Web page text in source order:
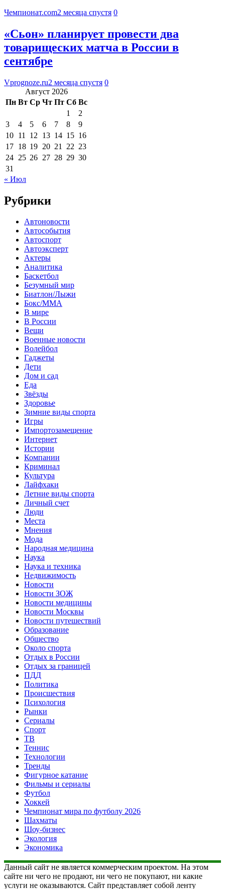
Чемпионат.com2 месяца спустя 0
«Сьон» планирует провести два
товарищеских матча в России в
сентябре
Vprognoze.ru2 месяца спустя 0
Август 2026
Пн Вт Ср Чт Пт Сб Вс
1
2
3
4 5 6 7 8
9
10 11 12 13 14 15 16
17 18 19 20 21 22 23
24 25 26 27 28 29 30
31
« Июл
Рубрики
Автоновости
Автособытия
Автоспорт
Автоэксперт
Актеры
Аналитика
Баскетбол
Безумный мир
Биатлон/Лыжи
Бокс/MMA
В мире
В России
Вещи
Военные новости
Волейбол
Гаджеты
Дети
Дом и сад
Еда
Звёзды
Здоровье
Зимние виды спорта
Игры
Импортозамещение
Интернет
Истории
Компании
Криминал
Культура
Лайфхаки
Летние виды спорта
Личный счет
Люди
Места
Мнения
Мода
Народная медицина
Наука
Наука и техника
Недвижимость
Новости
Новости ЗОЖ
Новости медицины
Новости Москвы
Новости путешествий
Образование
Общество
Около спорта
Отдых в России
Отдых за границей
ПДД
Политика
Происшествия
Психология
Рынки
Сериалы
Спорт
ТВ
Теннис
Технологии
Тренды
Фигурное катание
Фильмы и сериалы
Футбол
Хоккей
Чемпионат мира по футболу 2026
Шахматы
Шоу-бизнес
Экология
Экономика
Данный сайт не является коммерческим проектом. На этом
сайте ни чего не продают, ни чего не покупают, ни какие
услуги не оказываются. Сайт представляет собой ленту